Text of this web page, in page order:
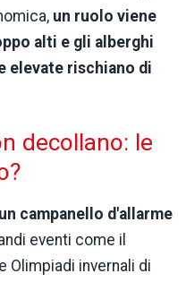
un ruolo viene
alti e gli alberghi
elevate rischiano di
decollano: le
campanello d'allarme
eventi come il
Olimpiadi invernali di